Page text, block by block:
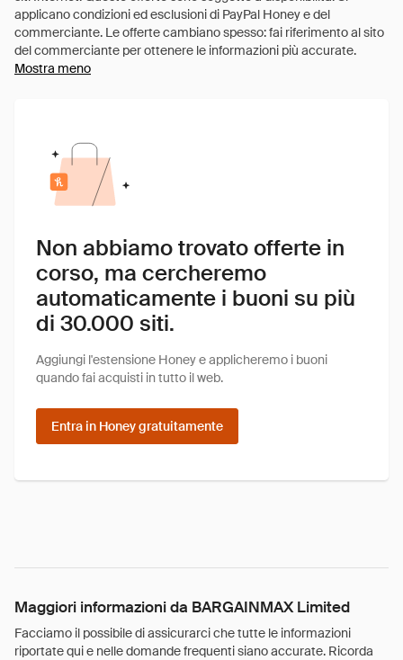
Mostra meno
Non abbiamo trovato offerte in
corso, ma cercheremo
automaticamente i buoni su più
di 30.000 siti.
Aggiungi l'estensione Honey e applicheremo i buoni
quando fai acquisti in tutto il web.
Entra in Honey gratuitamente
Maggiori informazioni da BARGAINMAX Limited
Facciamo il possibile di assicurarci che tutte le informazioni
riportate qui e nelle domande frequenti siano accurate. Ricorda